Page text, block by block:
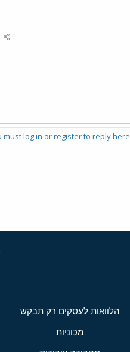
must log in or register to reply here.
הלוואות לעסקים רק תבקש
מכוניות